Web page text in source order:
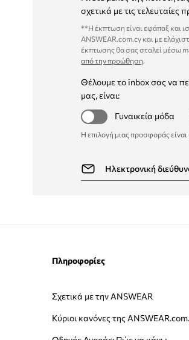
σχετικά με τις τελευταίες
**Η έκπτωση είναι εφάπαξ και
ANSWEAR.com.cy και με
έκπτωσης θα σας σταλεί μέσω
από την προώθηση.
Θέλουμε το inbox σας να
μας, είναι:
Γυναικεία μόδα
Η επιλογή μιας προσφοράς είναι
Πληροφορίες
Σχετικά με την ANSWEAR
Κύριοι κανόνες της